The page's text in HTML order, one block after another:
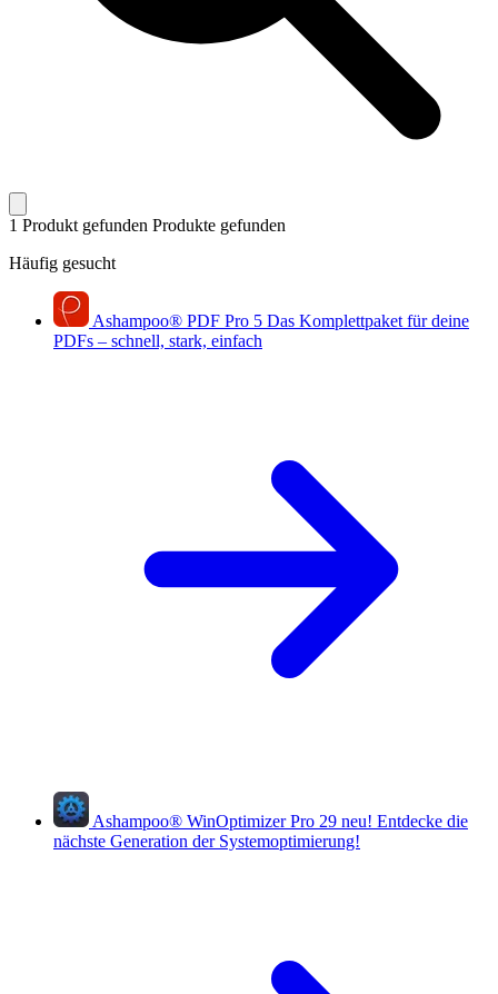
1 Produkt gefunden Produkte gefunden
Häufig gesucht
Ashampoo® PDF Pro 5 Das Komplettpaket für deine
PDFs – schnell, stark, einfach
Ashampoo® WinOptimizer Pro 29 neu! Entdecke die
nächste Generation der Systemoptimierung!